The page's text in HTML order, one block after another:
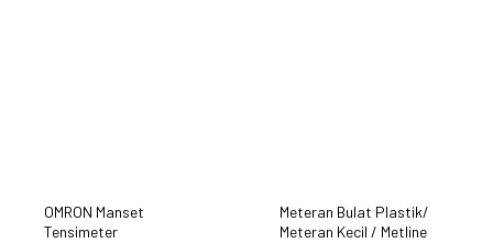
OMRON Manset
Tensimeter
Meteran Bulat Plastik/
Meteran Kecil / Metline